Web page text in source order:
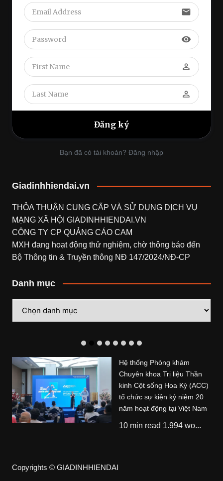
email
visibility
perm_identity
perm_identity
Bạn đã có tài khoản? Đăng nhập
Giadinhhiendai.vn
THỎA THUẬN CUNG CẤP VÀ SỬ DỤNG DỊCH VỤ
MẠNG XÃ HỘI GIADINHHIENDAI.VN
CÔNG TY CP QUẢNG CÁO CAM
MXH đang hoạt động thử nghiệm, chờ thông báo đến
Bộ Thông tin & Truyền thông NĐ 147/2024/NĐ-CP
Danh mục
mục
Hệ thống Phòng khám
Chuyên khoa Trị liệu Thần
kinh Cột sống Hoa Kỳ (ACC)
tổ chức sự kiện kỷ niệm 20
năm hoạt động tại Việt Nam
10 min read 1.994 wo...
Copyrights © GIADINHHIENDAI